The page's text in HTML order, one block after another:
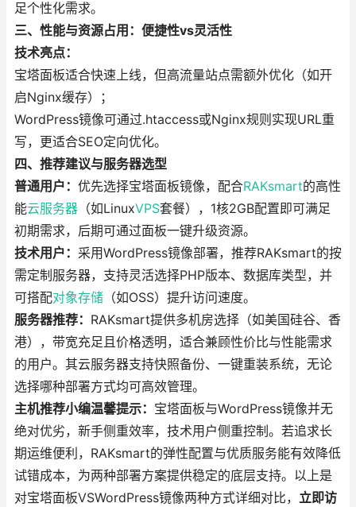
足个性化需求。
三、性能与资源占用：便捷性vs灵活性
技术亮点：
宝塔面板适合快速上线，但高流量站点需额外优化（如开
启Nginx缓存）；
WordPress镜像可通过.htaccess或Nginx规则实现URL重
写，更适合SEO定向优化。
四、推荐建议与服务器选型
普通用户： 优先选择宝塔面板镜像，配合RAKsmart的高性
能云服务器 （如LinuxVPS套餐），1核2GB配置即可满足
初期需求，后期可通过面板一键升级资源。
技术用户： 采用WordPress镜像部署，推荐RAKsmart的按
需定制服务器，支持灵活选择PHP版本、数据库类型，并
可搭配对象存储 （如OSS）提升访问速度。
服务器推荐： RAKsmart提供多机房选择（如美国硅谷、香
港），带宽充足且价格透明，适合兼顾性价比与性能需求
的用户。其云服务器支持快照备份、一键重装系统，无论
选择哪种部署方式均可高效管理。
主机推荐小编温馨提示： 宝塔面板与WordPress镜像并无
绝对优劣，新手侧重效率，技术用户侧重控制。若追求长
期运维便利，RAKsmart的弹性配置与优质服务能有效降低
试错成本，为两种部署方案提供稳定的底层支持。以上是
对宝塔面板VSWordPress镜像两种方式详细对比， 立即访